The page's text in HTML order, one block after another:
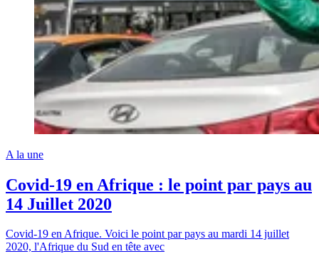
A la une
Covid-19 en Afrique : le point par pays au
14 Juillet 2020
Covid-19 en Afrique. Voici le point par pays au mardi 14 juillet
2020, l'Afrique du Sud en tête avec